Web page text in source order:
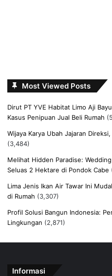
Most Viewed Posts
Dirut PT YVE Habitat Limo Aji
Kasus Penipuan Jual Beli Rumah
Wijaya Karya Ubah Jajaran
(3,484)
Melihat Hidden Paradise:
Seluas 2 Hektare di Pondok Cabe
Lima Jenis Ikan Air Tawar Ini
di Rumah (3,307)
Profil Solusi Bangun Indonesia:
Lingkungan (2,871)
Informasi